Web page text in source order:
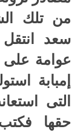
من تلك
سعد
عوامة على
إمبابة
التى
حقها